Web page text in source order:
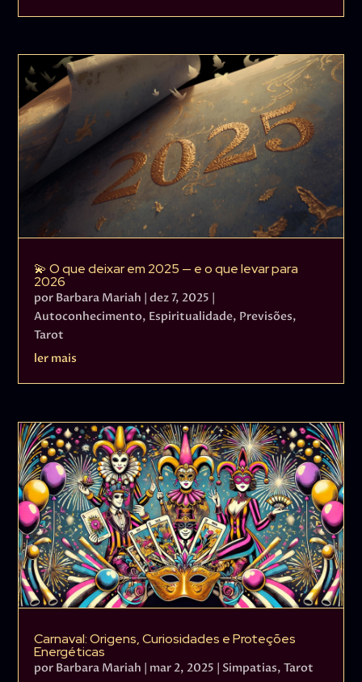
💫 O que deixar em 2025 — e o que levar para
2026
por Barbara Mariah |dez 7, 2025
Autoconhecimento, Espiritualidade, Previsões,
Tarot
ler mais
Carnaval: Origens, Curiosidades e Proteções
Energéticas
por Barbara Mariah | mar 2, 2025 | Simpatias,Tarot